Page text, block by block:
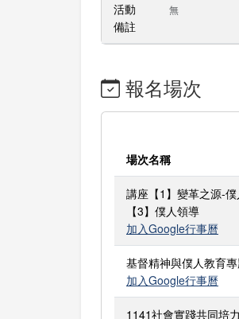
活動
備註
無
報名場次
場次名稱
講座【1】變革之源-
【3】僕人領導
加入Google行事曆
基督精神與僕人教育
加入Google行事曆
1141社會實踐共同培